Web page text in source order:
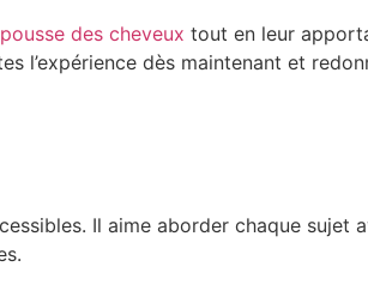
pousse des cheveux tout en leur
l’expérience dès maintenant et
Il aime aborder chaque